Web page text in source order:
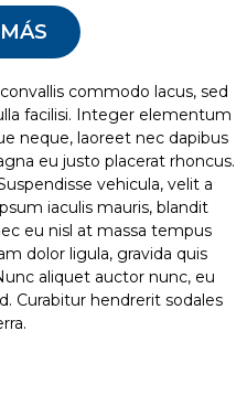
commodo lacus, sed
facilisi. Integer elementum
neque, laoreet nec dapibus
eu justo placerat rhoncus.
vehicula, velit a
iaculis mauris, blandit
eu nisl at massa tempus
dolor ligula, gravida quis
aliquet auctor nunc, eu
Curabitur hendrerit sodales